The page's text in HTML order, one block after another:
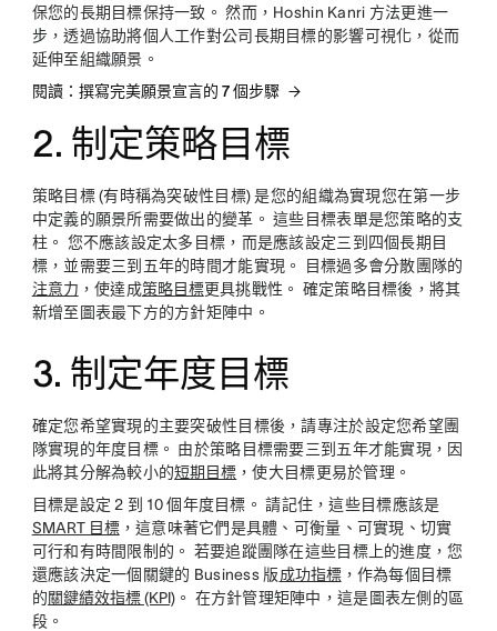
保您的長期目標保持一致。 然而，Hoshin Kanri 方法更進一
步，透過協助將個人工作對公司長期目標的影響可視化，從而
延伸至組織願景。
閱讀：撰寫完美願景宣言的 7 個步驟
2. 制定策略目標
策略目標 (有時稱為突破性目標) 是您的組織為實現您在第一步
中定義的願景所需要做出的變革。 這些目標表單是您策略的支
柱。 您不應該設定太多目標，而是應該設定三到四個長期目
標，並需要三到五年的時間才能實現。 目標過多會分散團隊的
注意力 ，使達成策略目標更具挑戰性。 確定策略目標後，將其
新增至圖表最下方的方針矩陣中。
3. 制定年度目標
確定您希望實現的主要突破性目標後，請專注於設定您希望團
隊實現的年度目標。 由於策略目標需要三到五年才能實現，因
此將其分解為較小的短期目標 ，使大目標更易於管理。
目標是設定 2 到 10 個年度目標。 請記住，這些目標應該是
SMART 目標，這意味著它們是具體、可衡量、可實現、切實
可行和有時間限制的。 若要追蹤團隊在這些目標上的進度，您
還應該決定一個關鍵的 Business 版成功指標，作為每個目標
的關鍵績效指標 (KPI)。 在方針管理矩陣中，這是圖表左側的區
段。